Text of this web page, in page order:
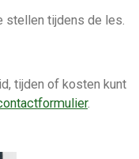
stellen tijdens de les.
tijden of kosten kunt
.